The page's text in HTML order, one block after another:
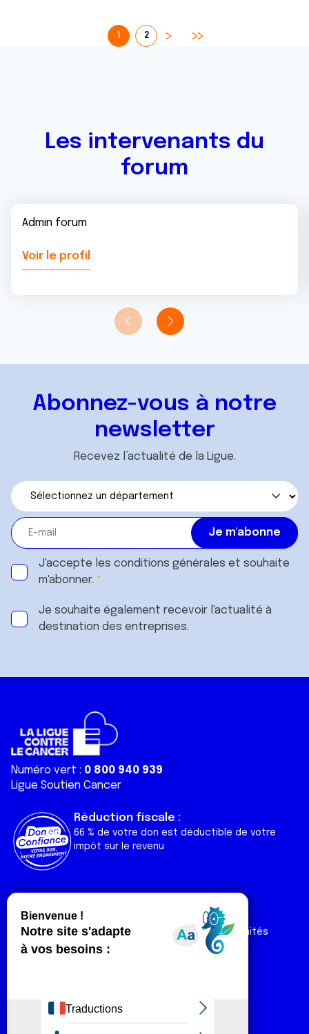
1 2
Les intervenants du
forum
Admin forum
Voir le profil
Abonnez-vous à notre
newsletter
Recevez l’actualité de la Ligue.
J'accepte les conditions générales et souhaite
m'abonner.
Je souhaite également recevoir l'actualité à
destination des entreprises.
Numéro vert : 0 800 940 939
Ligue Soutien Cancer
Réduction fiscale :
66 % de votre don est déductible de votre
impôt sur le revenu
Liens utiles
Nos actualités
Nos publications
Contact
Espace Ligue & comités
Espace chercheur